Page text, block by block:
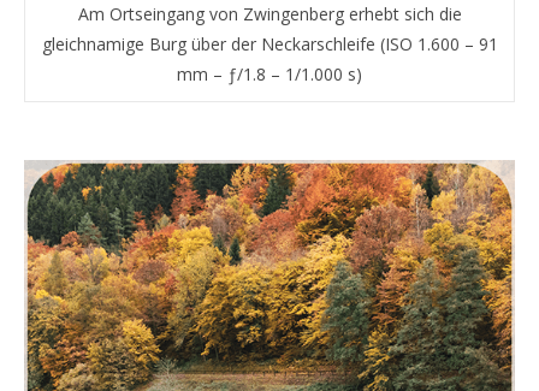
Am Ortseingang von Zwingenberg erhebt sich die
gleichnamige Burg über der Neckarschleife (ISO 1.600 – 91
mm – ƒ/1.8 – 1/1.000 s)